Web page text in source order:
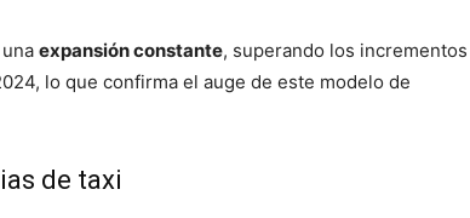
expansión constante, superando los incrementos
lo que confirma el auge de este modelo de
de taxi